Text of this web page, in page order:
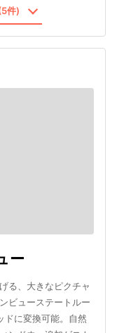
件)
ー
る、大きなピクチャ
ビューステートルー
ドに変換可能。自然